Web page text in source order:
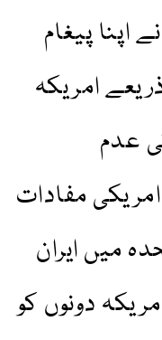
اپنا پیغام
امریکہ
عدم
مفادات
میں ایران
دونوں کو